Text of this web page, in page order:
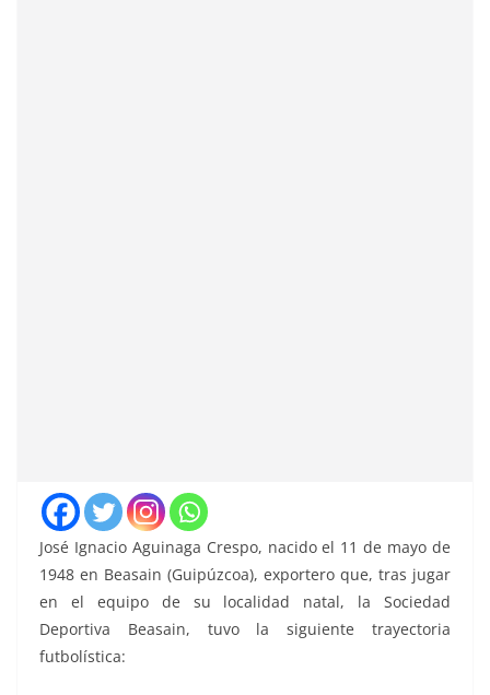
José Ignacio Aguinaga Crespo, nacido el 11 de mayo de
1948 en Beasain (Guipúzcoa), exportero que, tras jugar
en el equipo de su localidad natal, la Sociedad
Deportiva Beasain, tuvo la siguiente trayectoria
futbolística: